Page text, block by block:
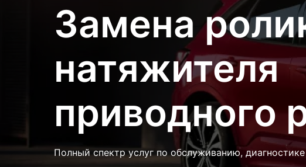
Замена
натяжителя
приводного
Полный спектр услуг по обслуживанию,